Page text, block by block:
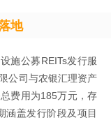
地
施公募REITs发行服
公司与农银汇理资产
费用为185万元，存
涵盖发行阶段及项目